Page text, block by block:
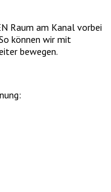
Raum am Kanal vorbei
können wir mit
bewegen.